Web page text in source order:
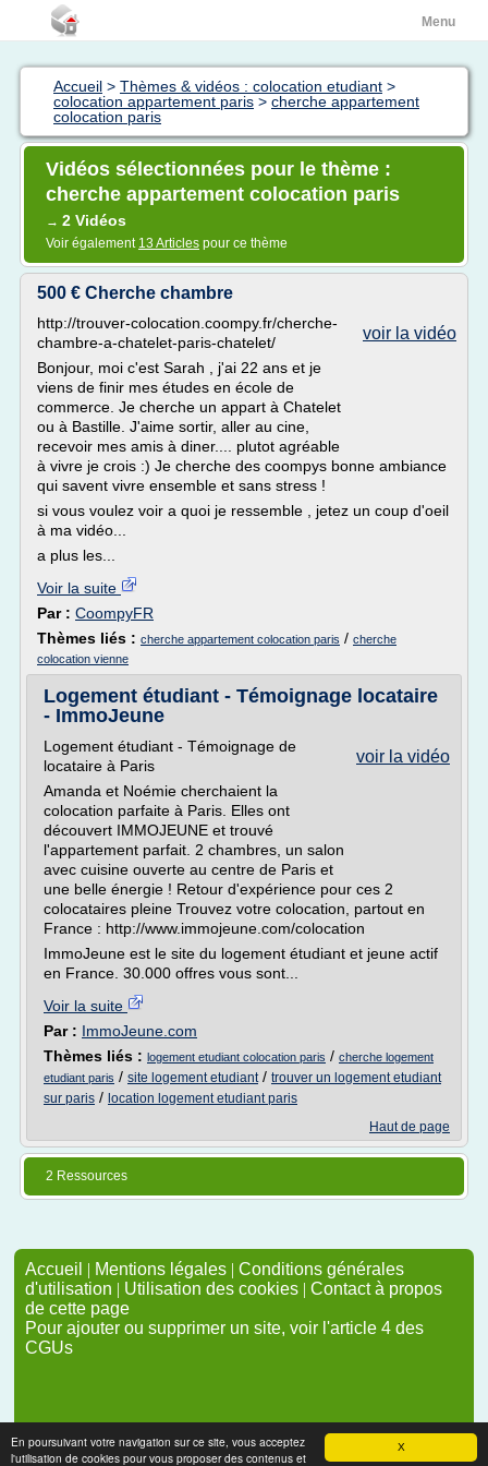
X
En poursuivant votre navigation sur ce site, vous acceptez
l'utilisation de cookies pour vous proposer des contenus et
Menu
Accueil > Thèmes & vidéos : colocation etudiant >
colocation appartement paris > cherche appartement
colocation paris
Vidéos sélectionnées pour le thème :
cherche appartement colocation paris
→ 2 Vidéos
Voir également 13 Articles pour ce thème
500 € Cherche chambre
voir la vidéo
http://trouver-colocation.coompy.fr/cherche-
chambre-a-chatelet-paris-chatelet/
Bonjour, moi c'est Sarah , j'ai 22 ans et je
viens de finir mes études en école de
commerce. Je cherche un appart à Chatelet
ou à Bastille. J'aime sortir, aller au cine,
recevoir mes amis à diner.... plutot agréable
à vivre je crois :) Je cherche des coompys bonne ambiance
qui savent vivre ensemble et sans stress !
si vous voulez voir a quoi je ressemble , jetez un coup d'oeil
à ma vidéo...
a plus les...
Voir la suite
Par : CoompyFR
Thèmes liés : cherche appartement colocation paris / cherche
colocation vienne
Logement étudiant - Témoignage locataire
- ImmoJeune
voir la vidéo
Logement étudiant - Témoignage de
locataire à Paris
Amanda et Noémie cherchaient la
colocation parfaite à Paris. Elles ont
découvert IMMOJEUNE et trouvé
l'appartement parfait. 2 chambres, un salon
avec cuisine ouverte au centre de Paris et
une belle énergie ! Retour d'expérience pour ces 2
colocataires pleine Trouvez votre colocation, partout en
France : http://www.immojeune.com/colocation
ImmoJeune est le site du logement étudiant et jeune actif
en France. 30.000 offres vous sont...
Voir la suite
Par : ImmoJeune.com
Thèmes liés : logement etudiant colocation paris / cherche logement
etudiant paris / site logement etudiant/ trouver un logement etudiant
sur paris / location logement etudiant paris
Haut de page
2 Ressources
Accueil | Mentions légales | Conditions générales
d'utilisation | Utilisation des cookies | Contact à propos
de cette page
Pour ajouter ou supprimer un site, voir l'article 4 des
CGUs